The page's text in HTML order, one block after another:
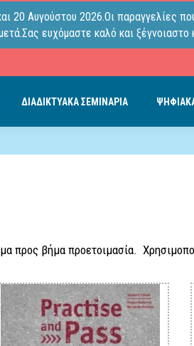
20 Αυγούστου 2026.Οι παραγγελίες
ευχόμαστε καλό και ξέγνοιαστο
ΔΙΑΔΙΚΤΥΑΚΑ ΣΕΜΙΝΑΡΙΑ
προς βήμα προετοιμασία.